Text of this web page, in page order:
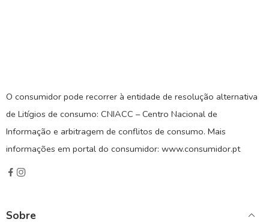
O consumidor pode recorrer à entidade de resolução alternativa
de Litígios de consumo: CNIACC – Centro Nacional de
Informação e arbitragem de conflitos de consumo. Mais
informações em portal do consumidor: www.consumidor.pt
Sobre